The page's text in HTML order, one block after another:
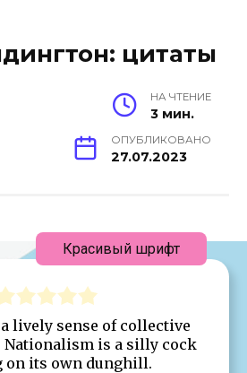
цитаты
НА ЧТЕНИЕ
3 мин.
ОПУБЛИКОВАНО
27.07.2023
lively sense of collective
is a silly cock
on its own dunghill.
Красивый шрифт